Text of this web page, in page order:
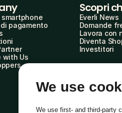
smartphone
pagamento
with Us
Scopri
Everli News
Domande
Lavora con
Diventa
Investitori
We use
We use first- and third-party